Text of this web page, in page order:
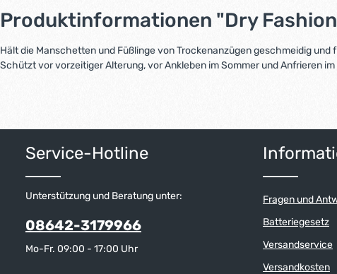
Produktinformationen "Dry
Hält die Manschetten und Füßlinge von Trockenanzügen geschmeidig und
Schützt vor vorzeitiger Alterung, vor Ankleben im Sommer und Anfrieren im
Service-Hotline
Unterstützung und Beratung unter:
08642-3179966
Mo-Fr. 09:00 - 17:00 Uhr
Fragen und
Batteriegesetz
Versandservice
Versandkosten